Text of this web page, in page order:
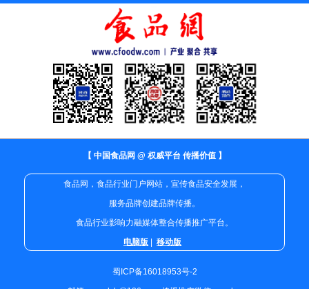
【 中国食品网 @ 权威平台 传播价值 】
食品网，食品行业门户网站，宣传食品安全发展，
服务品牌创建品牌传播。
食品行业影响力融媒体整合传播推广平台。
电脑版 | 移动版
蜀ICP备16018953号-2